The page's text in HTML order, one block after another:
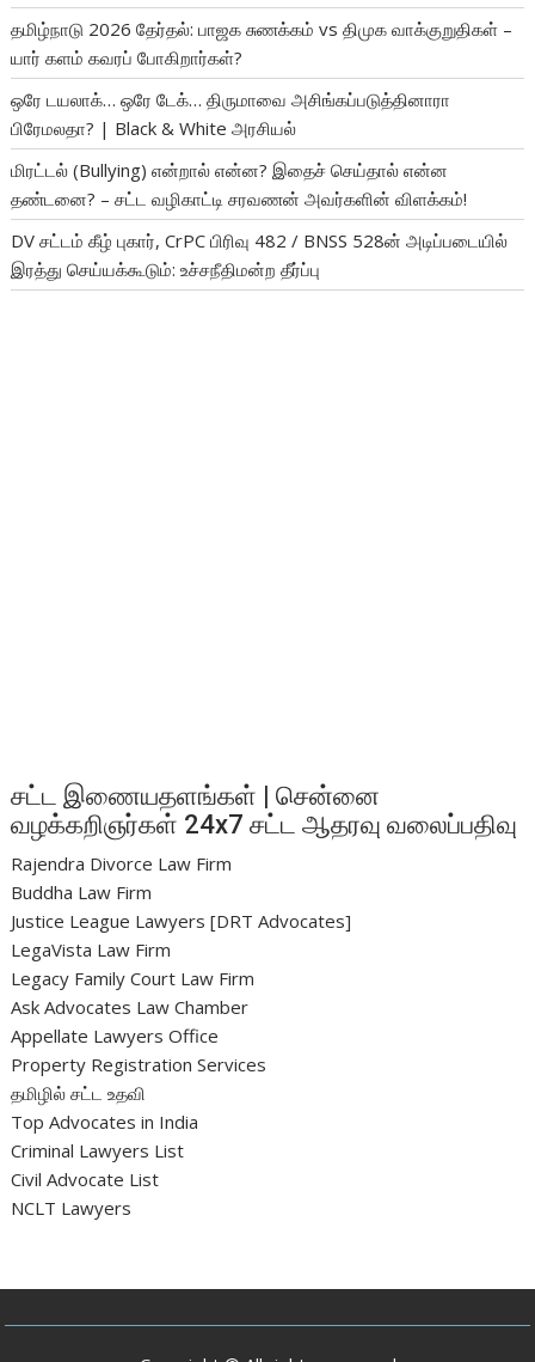
தமிழ்நாடு 2026 தேர்தல்: பாஜக சுணக்கம் vs திமுக வாக்குறுதிகள் –
யார் களம் கவரப் போகிறார்கள்?
ஒரே டயலாக்… ஒரே டேக்… திருமாவை அசிங்கப்படுத்தினாரா
பிரேமலதா? | Black & White அரசியல்
மிரட்டல் (Bullying) என்றால் என்ன? இதைச் செய்தால் என்ன
தண்டனை? – சட்ட வழிகாட்டி சரவணன் அவர்களின் விளக்கம்!
DV சட்டம் கீழ் புகார், CrPC பிரிவு 482 / BNSS 528ன் அடிப்படையில்
இரத்து செய்யக்கூடும்: உச்சநீதிமன்ற தீர்ப்பு
சட்ட இணையதளங்கள் | சென்னை
வழக்கறிஞர்கள் 24x7 சட்ட ஆதரவு வலைப்பதிவு
Rajendra Divorce Law Firm
Buddha Law Firm
Justice League Lawyers [DRT Advocates]
LegaVista Law Firm
Legacy Family Court Law Firm
Ask Advocates Law Chamber
Appellate Lawyers Office
Property Registration Services
தமிழில் சட்ட உதவி
Top Advocates in India
Criminal Lawyers List
Civil Advocate List
NCLT Lawyers